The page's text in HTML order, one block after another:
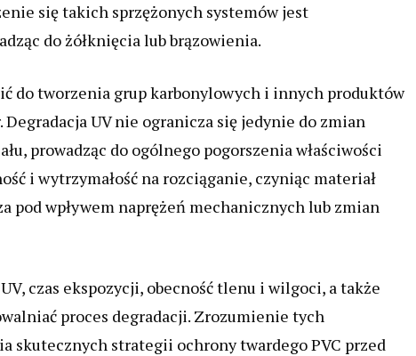
się takich sprzężonych systemów jest
do żółknięcia lub brązowienia.
do tworzenia grup karbonylowych i innych produktów
UV nie ogranicza się jedynie do zmian
prowadząc do ogólnego pogorszenia właściwości
i wytrzymałość na rozciąganie, czyniąc materiał
pod wpływem naprężeń mechanicznych lub zmian
czas ekspozycji, obecność tlenu i wilgoci, a także
proces degradacji. Zrozumienie tych
skutecznych strategii ochrony twardego PVC przed